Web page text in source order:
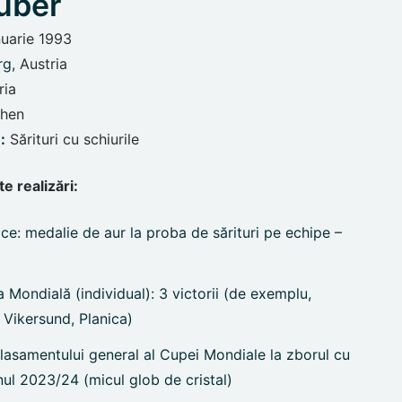
1993
Austria
Sărituri cu schiurile
realizări:
medalie de aur la proba de sărituri pe echipe –
Mondială (individual): 3 victorii (de exemplu,
Planica)
general al Cupei Mondiale la zborul cu
2023/24 (micul glob de cristal)